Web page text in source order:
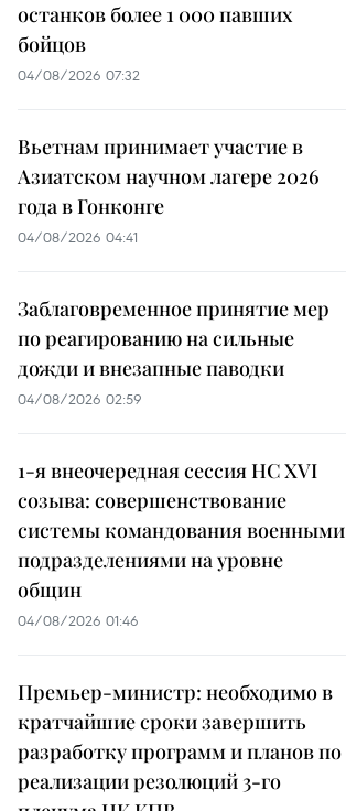
останков более 1 000 павших
бойцов
04/08/2026 07:32
Вьетнам принимает участие в
Азиатском научном лагере 2026
года в Гонконге
04/08/2026 04:41
Заблаговременное принятие мер
по реагированию на сильные
дожди и внезапные паводки
04/08/2026 02:59
1-я внеочередная сессия НС XVI
созыва: совершенствование
системы командования военными
подразделениями на уровне
общин
04/08/2026 01:46
Премьер-министр: необходимо в
кратчайшие сроки завершить
разработку программ и планов по
реализации резолюций 3-го